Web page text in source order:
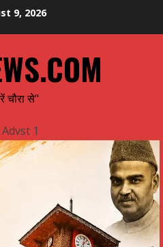
9, 2026
चौरा से"
Advst 1